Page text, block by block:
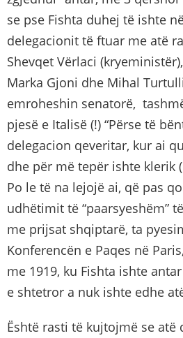
se pse Fishta duhej të ishte
delegacionit të ftuar me atë
Shevqet Vërlaci
Marka Gjoni dhe Mihal
emroheshin senatorë,
pjesë e Italisë (!) “Përse të
delegacion qeveritar, kur ai
dhe për më tepër ishte klerik
Po le të na lejojë ai, që pas
udhëtimit të “paarsyeshëm”
me prijsat shqiptarë, ta
Konferencën e Paqes në
me 1919, ku Fishta ishte
e shtetror a nuk ishte edhe
Është rasti të kujtojmë se atë